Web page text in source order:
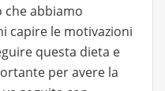
abbiamo
capire le motivazioni
questa dieta e
per avere la